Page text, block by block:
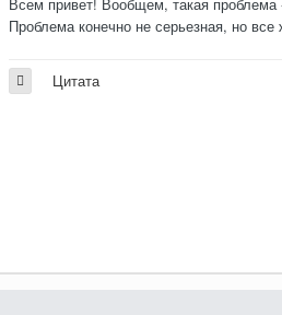
Проблема конечно не серьезная, но
Цитата